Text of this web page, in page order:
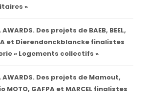
»
AWARDS. Des projets de BAEB, BEEL,
et Dierendonckblancke finalistes
« Logements collectifs »
AWARDS. Des projets de Mamout,
MOTO, GAFPA et MARCEL finalistes